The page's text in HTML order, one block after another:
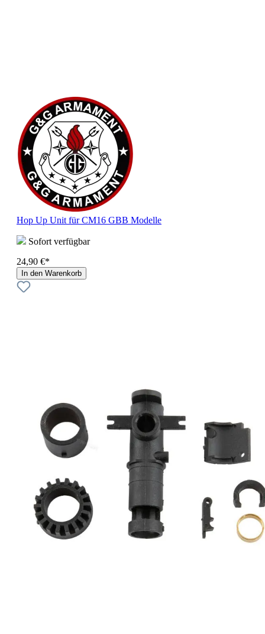
Hop Up Unit für CM16 GBB Modelle
Sofort verfügbar
24,90 €*
In den Warenkorb